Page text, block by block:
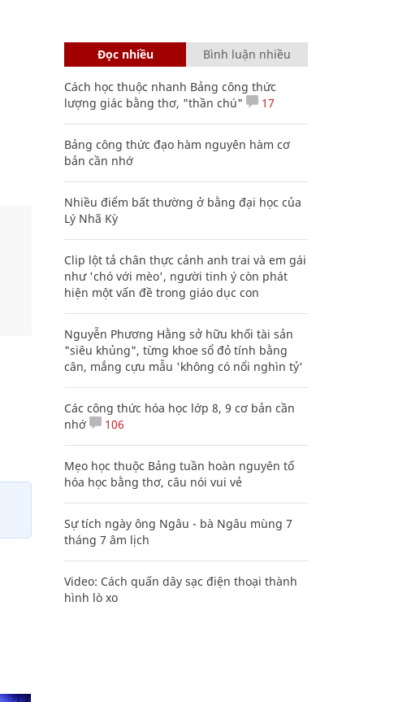
Đọc nhiều Bình luận nhiều
Cách học thuộc nhanh Bảng công thức
lượng giác bằng thơ, "thần chú"
17
Bảng công thức đạo hàm nguyên hàm cơ
bản cần nhớ
Nhiều điểm bất thường ở bằng đại học của
Lý Nhã Kỳ
Clip lột tả chân thực cảnh anh trai và em gái
như 'chó với mèo', người tinh ý còn phát
hiện một vấn đề trong giáo dục con
Nguyễn Phương Hằng sở hữu khối tài sản
"siêu khủng", từng khoe sổ đỏ tính bằng
cân, mắng cựu mẫu 'không có nổi nghìn tỷ'
Các công thức hóa học lớp 8, 9 cơ bản cần
nhớ
106
Mẹo học thuộc Bảng tuần hoàn nguyên tố
hóa học bằng thơ, câu nói vui vẻ
Sự tích ngày ông Ngâu - bà Ngâu mùng 7
tháng 7 âm lịch
Video: Cách quấn dây sạc điện thoại thành
hình lò xo